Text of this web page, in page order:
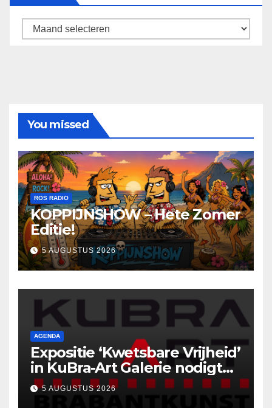
Archief
You missed
ROS RADIO
KOPPIJNSHOW – Hete Zomer
Editie!
5 AUGUSTUS 2026
AGENDA
Expositie ‘Kwetsbare Vrijheid’
in KuBra-Art Galerie nodigt
uit tot ontmoeting en
reflectie
5 AUGUSTUS 2026